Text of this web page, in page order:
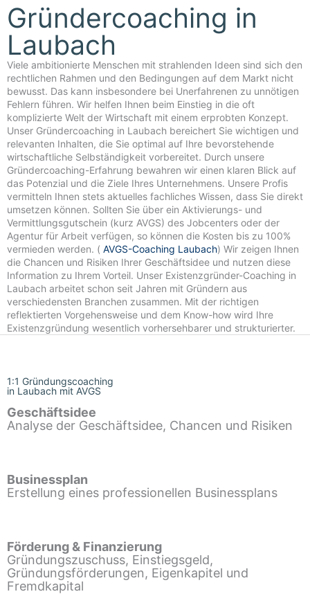
Gründercoaching in
Laubach
Viele ambitionierte Menschen mit strahlenden Ideen sind sich den
rechtlichen Rahmen und den Bedingungen auf dem Markt nicht
bewusst. Das kann insbesondere bei Unerfahrenen zu unnötigen
Fehlern führen. Wir helfen Ihnen beim Einstieg in die oft
komplizierte Welt der Wirtschaft mit einem erprobten Konzept.
Unser Gründercoaching in Laubach bereichert Sie wichtigen und
relevanten Inhalten, die Sie optimal auf Ihre bevorstehende
wirtschaftliche Selbständigkeit vorbereitet. Durch unsere
Gründercoaching-Erfahrung bewahren wir einen klaren Blick auf
das Potenzial und die Ziele Ihres Unternehmens. Unsere Profis
vermitteln Ihnen stets aktuelles fachliches Wissen, dass Sie direkt
umsetzen können. Sollten Sie über ein Aktivierungs- und
Vermittlungsgutschein (kurz AVGS) des Jobcenters oder der
Agentur für Arbeit verfügen, so können die Kosten bis zu 100%
vermieden werden. ( AVGS-Coaching Laubach) Wir zeigen Ihnen
die Chancen und Risiken Ihrer Geschäftsidee und nutzen diese
Information zu Ihrem Vorteil. Unser Existenzgründer-Coaching in
Laubach arbeitet schon seit Jahren mit Gründern aus
verschiedensten Branchen zusammen. Mit der richtigen
reflektierten Vorgehensweise und dem Know-how wird Ihre
Existenzgründung wesentlich vorhersehbarer und strukturierter.
1:1 Gründungscoaching
in Laubach mit AVGS
Geschäftsidee
Analyse der Geschäftsidee, Chancen und Risiken
Businessplan
Erstellung eines professionellen Businessplans
Förderung & Finanzierung
Gründungszuschuss, Einstiegsgeld,
Gründungsförderungen, Eigenkapitel und
Fremdkapital